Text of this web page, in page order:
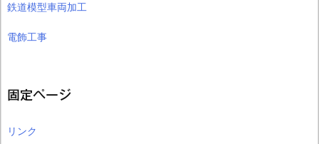
鉄道模型車両加工
電飾工事
固定ページ
リンク